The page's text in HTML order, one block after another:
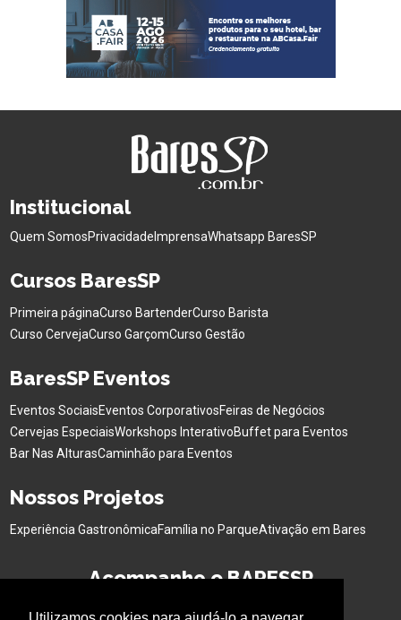
Institucional
Quem SomosPrivacidade ImprensaWhatsapp BaresSP
Cursos BaresSP
Primeira páginaCurso BartenderCurso Barista
Curso CervejaCurso GarçomCurso Gestão
BaresSP Eventos
Eventos SociaisEventos CorporativosFeiras de Negócios
Cervejas EspeciaisWorkshops InterativoBuffet para Eventos
Bar Nas AlturasCaminhão para Eventos
Nossos Projetos
Experiência GastronômicaFamília no ParqueAtivação em Bares
Acompanhe o BARESSP